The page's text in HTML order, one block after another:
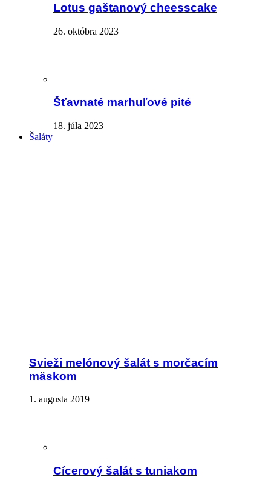
Lotus gaštanový cheesscake
26. októbra 2023
Šťavnaté marhuľové pité
18. júla 2023
Šaláty
Svieži melónový šalát s morčacím
mäskom
1. augusta 2019
Cícerový šalát s tuniakom